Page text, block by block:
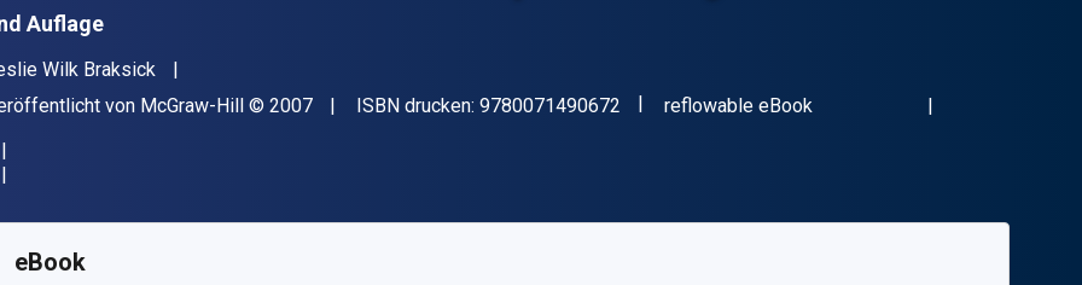
Auflage
Wilk Braksick
von McGraw-Hill Copyright
© 2007 ISBN drucken: 9780071490672 "ISBN-13 9780071490672"
Format
reflowable eBook
eBook